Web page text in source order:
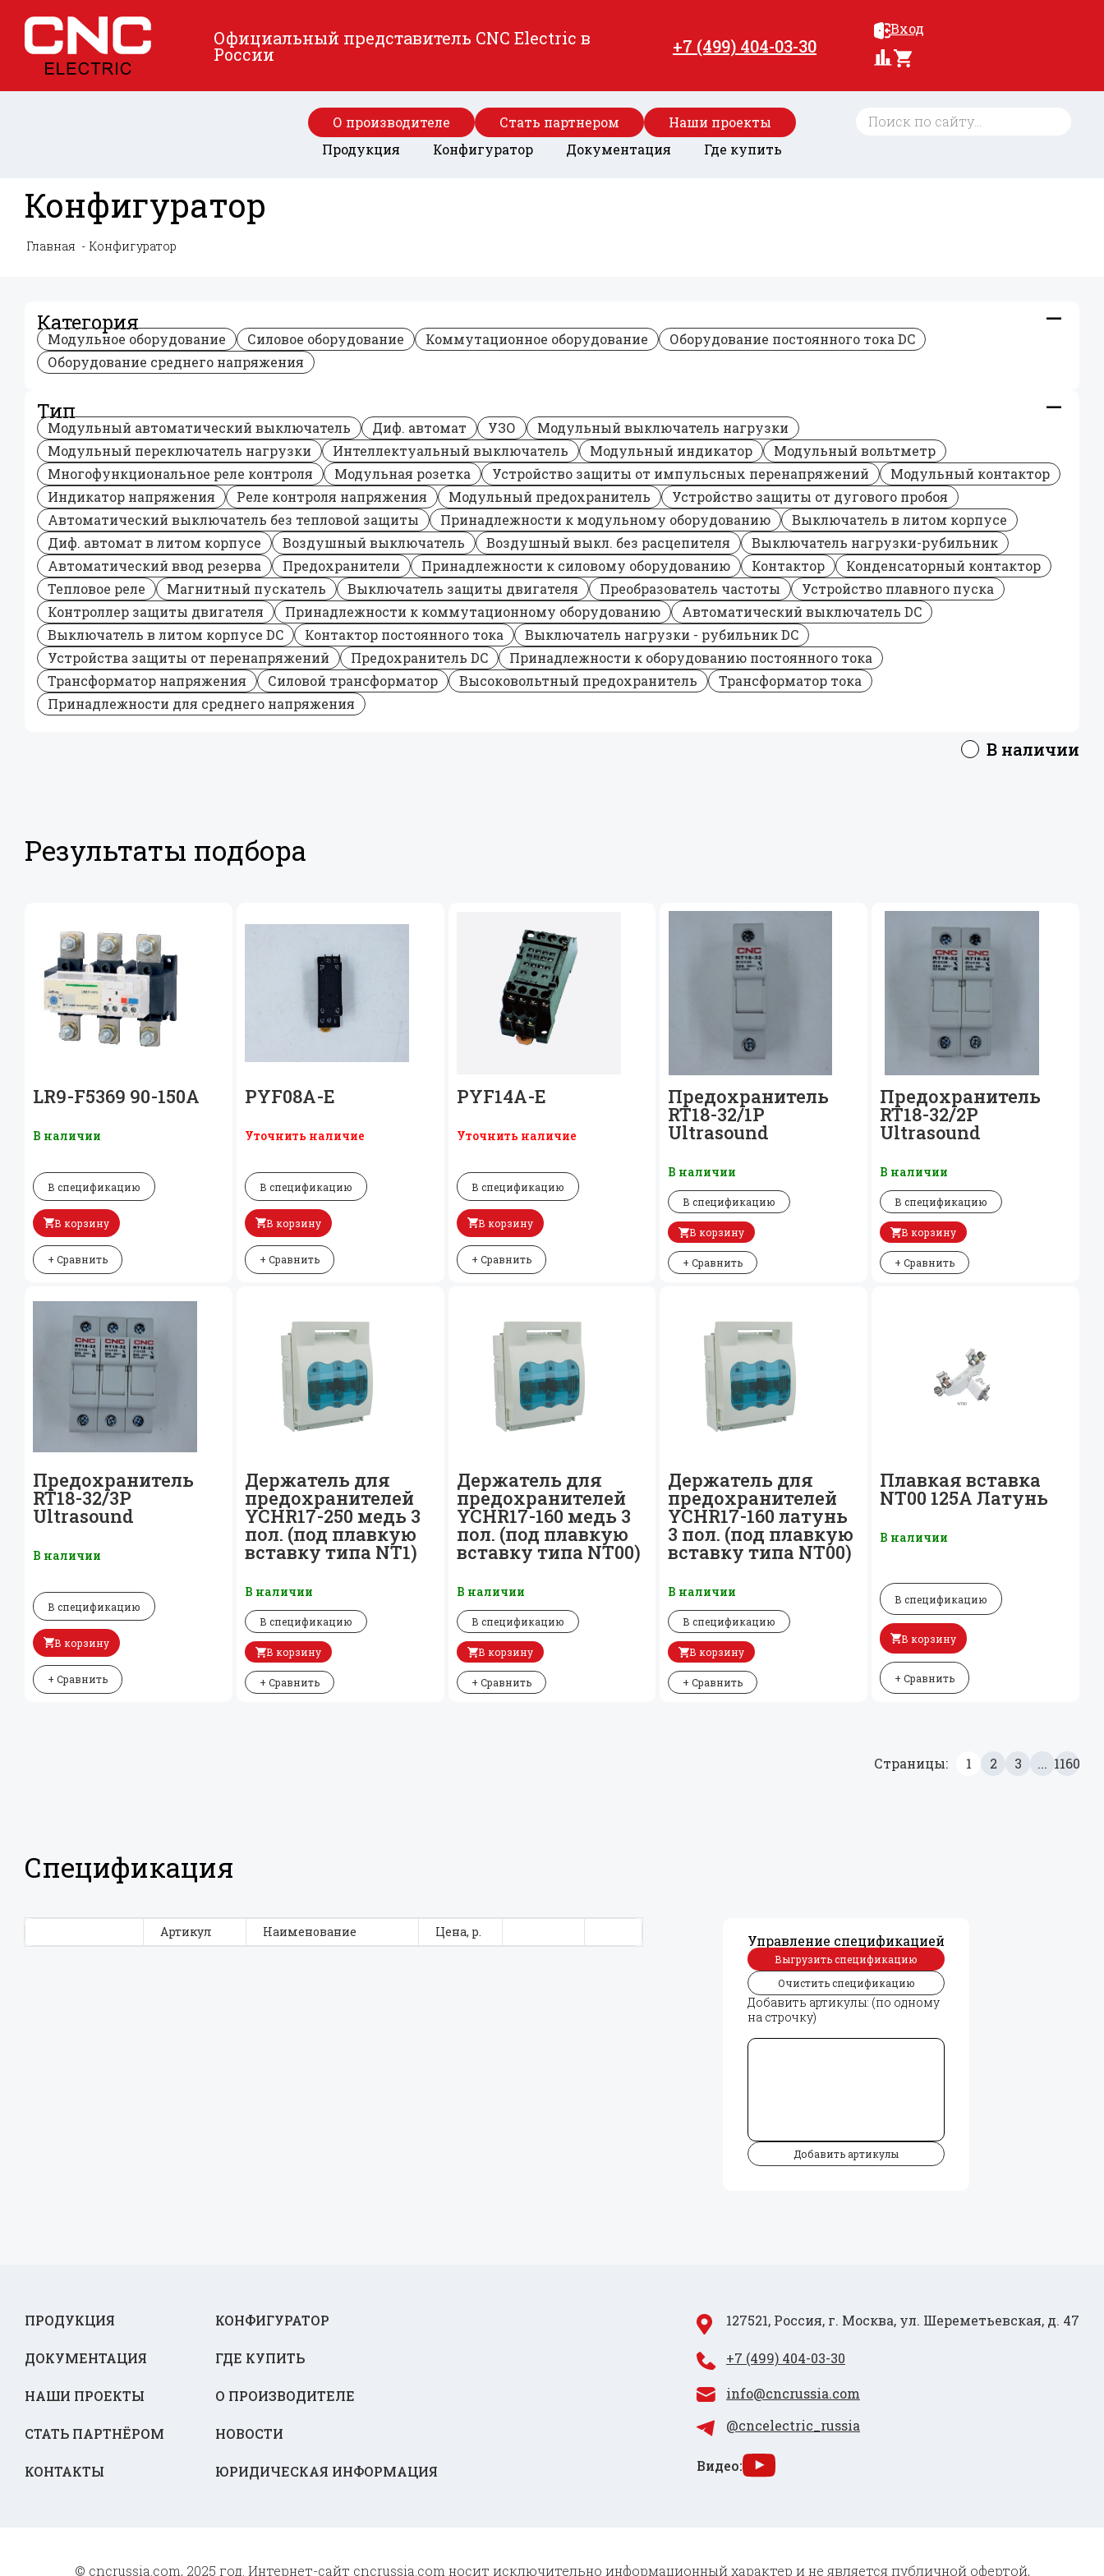
Официальный представитель CNC Electric в
России +7 (499) 404-03-30
Вход
О производителе Стать партнером
Наши проекты
Продукция
Конфигуратор Документация Где купить
Конфигуратор
Главная Конфигуратор
Категория
Модульное оборудование Силовое оборудование Коммутационное оборудование
Оборудование постоянного тока DC
Оборудование среднего напряжения
Тип
Модульный автоматический выключатель Диф. автомат УЗО
Модульный выключатель нагрузки
Модульный переключатель нагрузки
Интеллектуальный выключатель Модульный индикатор
Модульный вольтметр
Многофункциональное реле контроля
Модульная розетка Устройство защиты от импульсных перенапряжений
Модульный контактор
Индикатор напряжения
Реле контроля напряжения Модульный предохранитель
Устройство защиты от дугового пробоя
Автоматический выключатель без тепловой защиты
Принадлежности к модульному оборудованию
Выключатель в литом корпусе
Диф. автомат в литом корпусе
Воздушный выключатель Воздушный выкл. без расцепителя
Выключатель нагрузки-рубильник
Автоматический ввод резерва
Предохранители Принадлежности к силовому оборудованию Контактор
Конденсаторный контактор
Тепловое реле
Магнитный пускатель Выключатель защиты двигателя Преобразователь частоты
Устройство плавного пуска
Контроллер защиты двигателя
Принадлежности к коммутационному оборудованию
Автоматический выключатель DC
Выключатель в литом корпусе DC
Контактор постоянного тока
Выключатель нагрузки - рубильник DC
Устройства защиты от перенапряжений
Предохранитель DC
Принадлежности к оборудованию постоянного тока
Трансформатор напряжения
Силовой трансформатор Высоковольтный предохранитель
Трансформатор тока
Принадлежности для среднего напряжения
В наличии
Результаты подбора
LR9-F5369 90-150A
В наличии
В спецификацию
В корзину
+ Сравнить
PYF08A-E
Уточнить наличие
В спецификацию
В корзину
+ Сравнить
PYF14A-E
Уточнить наличие
В спецификацию
В корзину
+ Сравнить
Предохранитель
RT18-32/1P
Ultrasound
В наличии
В спецификацию
В корзину
+ Сравнить
Предохранитель
RT18-32/2P
Ultrasound
В наличии
В спецификацию
В корзину
+ Сравнить
Предохранитель
RT18-32/3P
Ultrasound
В наличии
В спецификацию
В корзину
+ Сравнить
Держатель для
предохранителей
YCHR17-250 медь 3
пол. (под плавкую
вставку типа NT1)
В наличии
В спецификацию
В корзину
+ Сравнить
Держатель для
предохранителей
YCHR17-160 медь 3
пол. (под плавкую
вставку типа NT00)
В наличии
В спецификацию
В корзину
+ Сравнить
Держатель для
предохранителей
YCHR17-160 латунь
3 пол. (под плавкую
вставку типа NT00)
В наличии
В спецификацию
В корзину
+ Сравнить
Плавкая вставка
NT00 125A Латунь
В наличии
В спецификацию
В корзину
+ Сравнить
Страницы: 1 2 3 ... 1160
Спецификация
Артикул Наименование Цена, р.
Управление спецификацией
Выгрузить спецификацию
Очистить спецификацию
Добавить артикулы: (по одному
на строчку)
Добавить артикулы
ПРОДУКЦИЯ КОНФИГУРАТОР
ДОКУМЕНТАЦИЯ ГДЕ КУПИТЬ
НАШИ ПРОЕКТЫ О ПРОИЗВОДИТЕЛЕ
СТАТЬ ПАРТНЁРОМ НОВОСТИ
КОНТАКТЫ ЮРИДИЧЕСКАЯ ИНФОРМАЦИЯ
127521, Россия, г. Москва, ул. Шереметьевская, д. 47
+7 (499) 404-03-30
info@cncrussia.com
@cncelectric_russia
Видео:
© cncrussia.com, 2025 год. Интернет-сайт cncrussia.com носит исключительно информационный характер и не является публичной офертой,